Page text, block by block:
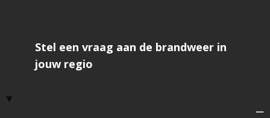
Stel een vraag aan de brandweer in
jouw regio